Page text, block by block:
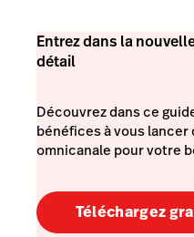
Entrez dans la
détail
Découvrez dans ce
bénéfices à vous
omnicanale pour votre
Téléchargez